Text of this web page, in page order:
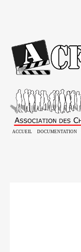
ACCUEIL DOCUMENTATION